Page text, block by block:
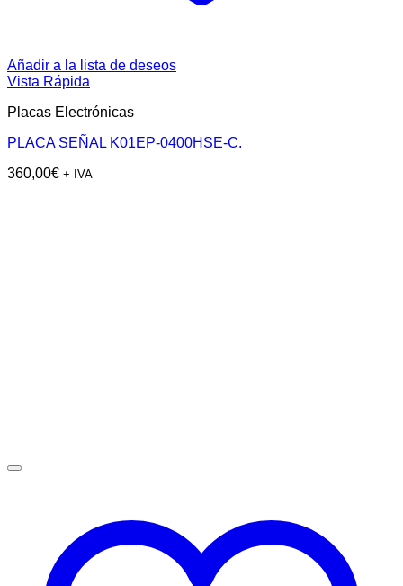
Añadir a la lista de deseos
Vista Rápida
Placas Electrónicas
PLACA SEÑAL K01EP-0400HSE-C.
360,00€ + IVA